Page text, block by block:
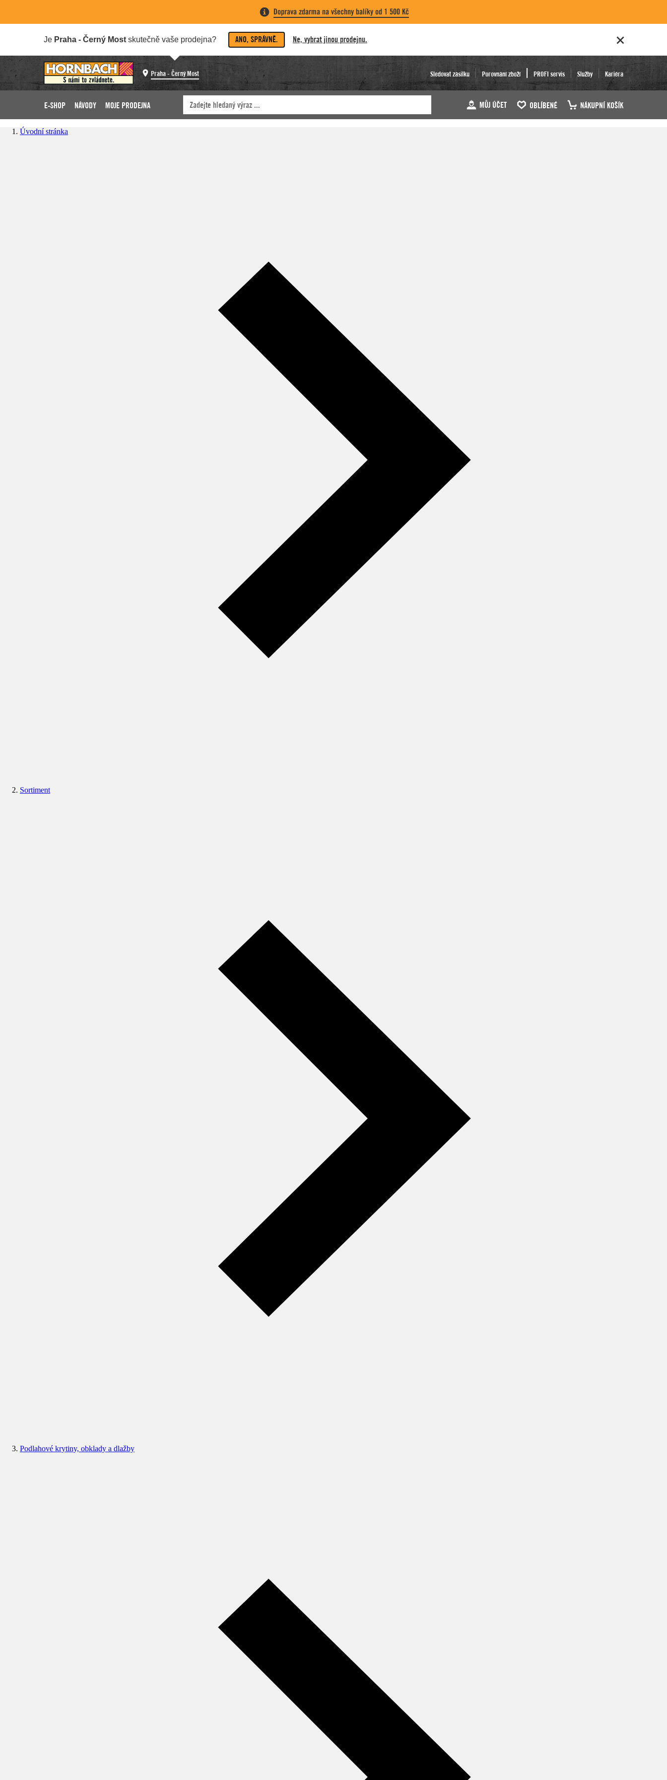
Doprava zdarma na všechny balíky od 1 500 Kč
Je Praha - Černý Most skutečně vaše prodejna? ANO, SPRÁVNĚ. Ne, vybrat jinou prodejnu.
Praha - Černý Most Sledovat zásilku Porovnání zboží PROFI servis Služby Kariéra
E-SHOP NÁVODY MOJE PRODEJNA MŮJ ÚČET OBLÍBENÉ NÁKUPNÍ KOŠÍK
Úvodní stránka
Sortiment
Podlahové krytiny, obklady a dlažby